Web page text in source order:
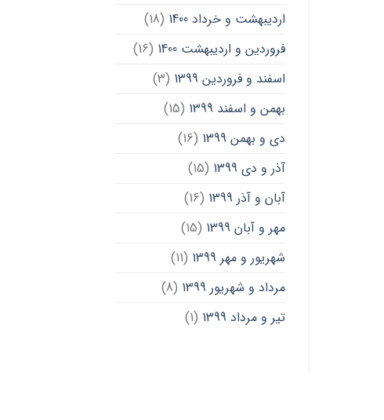
اردیبهشت و خرداد 1400
(18)
فروردین و اردیبهشت 1400
(16)
اسفند و فروردین 1399
(3)
بهمن و اسفند 1399
(15)
دی و بهمن 1399
(16)
آذر و دی 1399
(15)
آبان و آذر 1399
(16)
مهر و آبان 1399
(15)
شهریور و مهر 1399
(11)
مرداد و شهریور 1399
(8)
تیر و مرداد 1399
(1)